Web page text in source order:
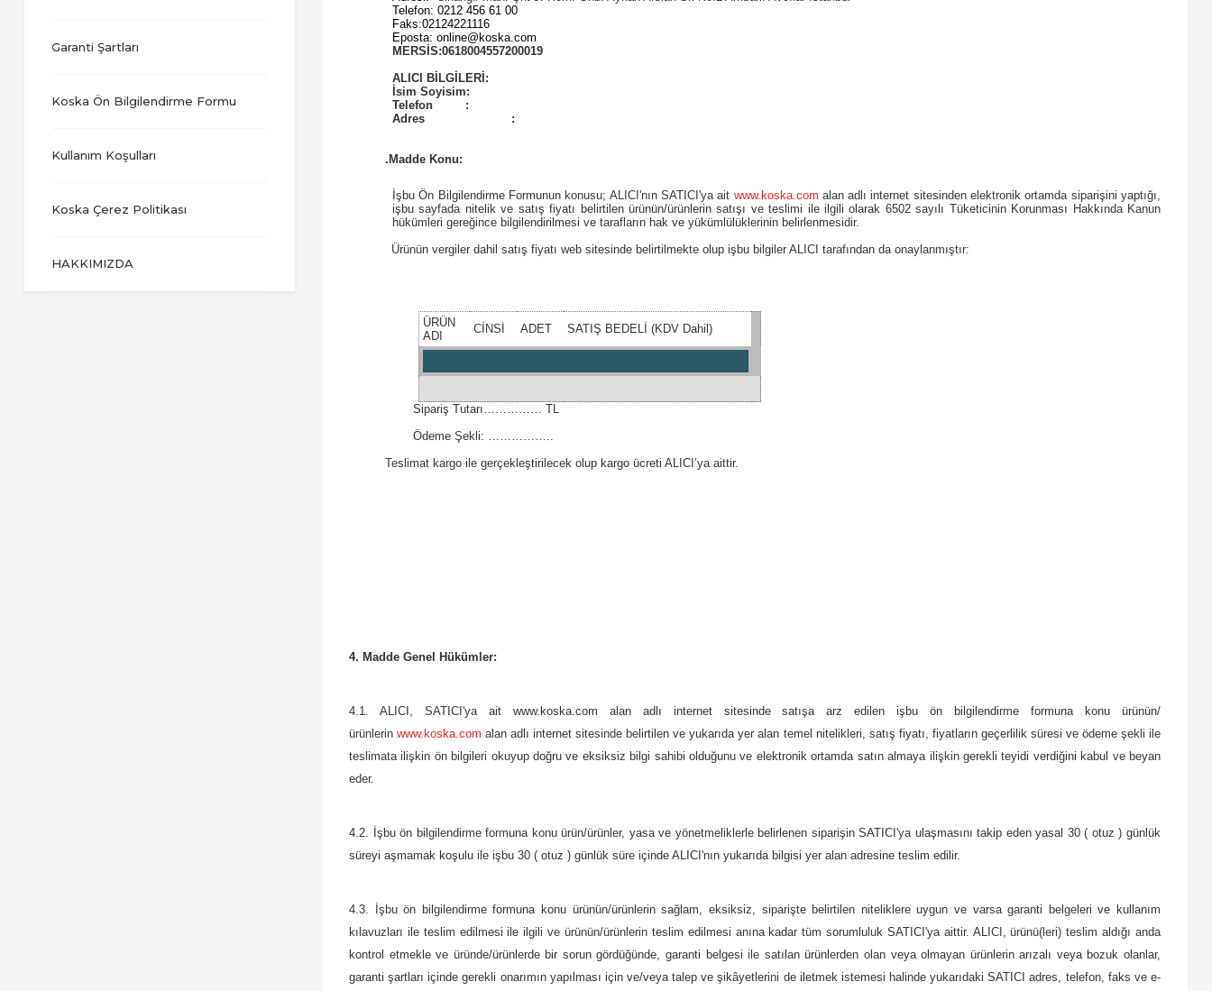
Garanti Şartları
Koska Ön Bilgilendirme Formu
Kullanım Koşulları
Koska Çerez Politikası
HAKKIMIZDA
Telefon: 0212 456 61 00
Faks:02124221116
Eposta: online@koska.com
MERSİS:0618004557200019
ALICI BİLGİLERİ:
İsim Soyisim:
Telefon :
Adres :
.Madde Konu:
İşbu Ön Bilgilendirme Formunun konusu; ALICI'nın SATICI'ya ait www.koska.com alan adlı internet sitesinden elektronik ortamda siparişini yaptığı,
işbu sayfada nitelik ve satış fiyatı belirtilen ürünün/ürünlerin satışı ve teslimi ile ilgili olarak 6502 sayılı Tüketicinin Korunması Hakkında Kanun
hükümleri gereğince bilgilendirilmesi ve tarafların hak ve yükümlülüklerinin belirlenmesidir.
Ürünün vergiler dahil satış fiyatı web sitesinde belirtilmekte olup işbu bilgiler ALICI tarafından da onaylanmıştır:
ÜRÜN
ADI
CİNSİ ADET SATIŞ BEDELİ (KDV Dahil)
Sipariş Tutarı…………… TL
Ödeme Şekli: ……………..
Teslimat kargo ile gerçekleştirilecek olup kargo ücreti ALICI’ya aittir.
4. Madde Genel Hükümler:
4.1. ALICI, SATICI'ya ait www.koska.com
alan adlı internet sitesinde satışa arz edilen işbu ön bilgilendirme formuna konu ürünün/
ürünlerinwww.koska.com alan adlı internet sitesinde belirtilen ve yukarıda yer alan temel nitelikleri, satış fiyatı, fiyatların geçerlilik süresi ve ödeme şekli ile
teslimata ilişkin ön bilgileri okuyup doğru ve eksiksiz bilgi sahibi olduğunu ve elektronik ortamda satın almaya ilişkin gerekli teyidi verdiğini kabul ve beyan
eder.
4.2. İşbu ön bilgilendirme formuna konu ürün/ürünler, yasa ve yönetmeliklerle belirlenen siparişin SATICI'ya ulaşmasını takip eden yasal 30 ( otuz ) günlük
süreyi aşmamak koşulu ile işbu 30 ( otuz ) günlük süre içinde ALICI'nın yukarıda bilgisi yer alan adresine teslim edilir.
4.3. İşbu ön bilgilendirme formuna konu ürünün/ürünlerin sağlam, eksiksiz, siparişte belirtilen niteliklere uygun ve varsa garanti belgeleri ve kullanım
kılavuzları ile teslim edilmesi ile ilgili ve ürünün/ürünlerin teslim edilmesi anına kadar tüm sorumluluk SATICI'ya aittir. ALICI, ürünü(leri) teslim aldığı anda
kontrol etmekle ve üründe/ürünlerde bir sorun gördüğünde, garanti belgesi ile satılan ürünlerden olan veya olmayan ürünlerin arızalı veya bozuk olanlar,
garanti şartları içinde gerekli onarımın yapılması için ve/veya talep ve şikâyetlerini de iletmek istemesi halinde yukarıdaki SATICI adres, telefon, faks ve e-